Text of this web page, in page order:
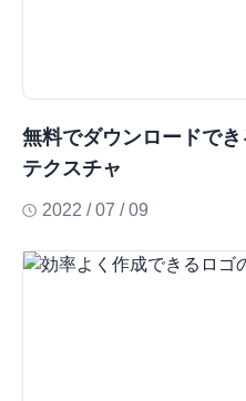
無料でダウンロードで
テクスチャ
2022 / 07 / 09